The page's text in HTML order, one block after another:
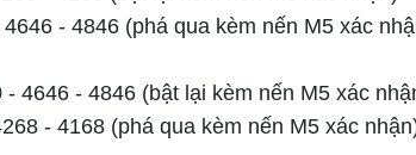
- 4846 (phá qua kèm nến M5 xác
4646 - 4846 (bật lại kèm nến M5 xác
- 4168 (phá qua kèm nến M5 xác